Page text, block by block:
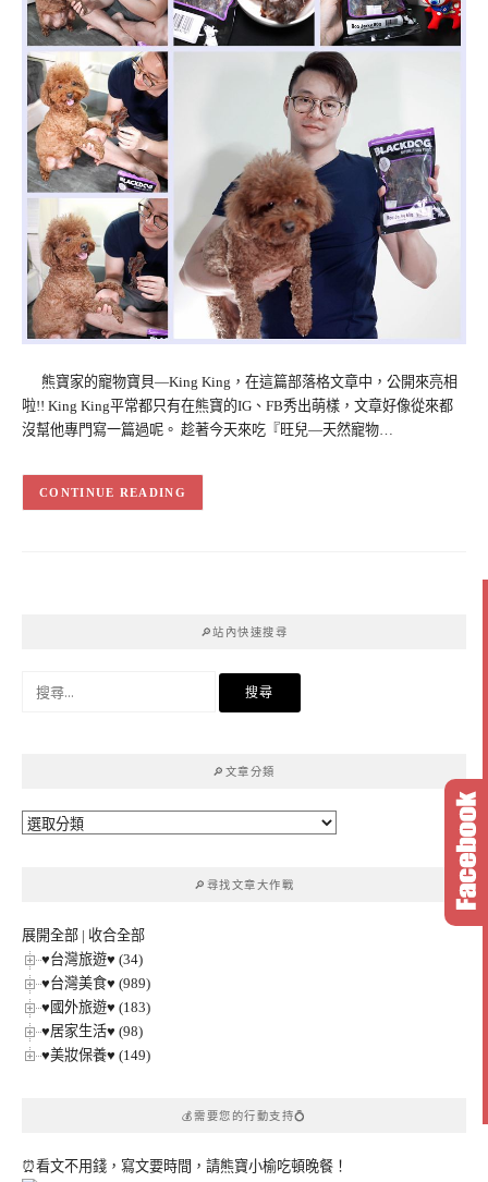
熊寶家的寵物寶貝—King King，在這篇部落格文章中，公開來亮相
啦!! King King平常都只有在熊寶的IG、FB秀出萌樣，文章好像從來都
沒幫他專門寫一篇過呢。 趁著今天來吃『旺兒—天然寵物…
CONTINUE READING
🔎站內快速搜尋
🔎文章分類
🔎
🔎尋找文章大作戰
展開全部 | 收合全部
♥台灣旅遊♥ (34)
♥台灣美食♥ (989)
♥國外旅遊♥ (183)
♥居家生活♥ (98)
♥美妝保養♥ (149)
💰需要您的行動支持💍
⏰看文不用錢，寫文要時間，請熊寶小榆吃頓晚餐！